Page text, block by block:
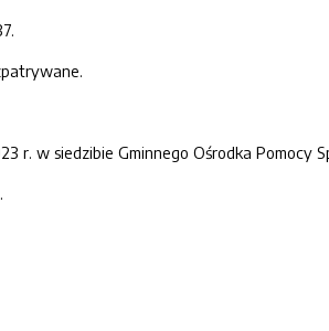
r. w siedzibie Gminnego Ośrodka Pomocy